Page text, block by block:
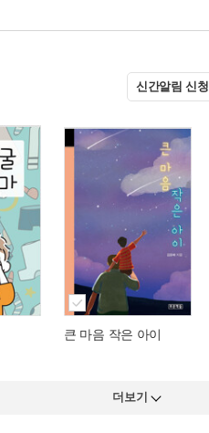
신간알림 신청
큰 마음 작은 아이
더보기